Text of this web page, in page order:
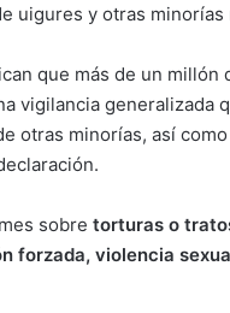
uigures y otras minorías
que más de un millón
vigilancia generalizada
otras minorías, así
sobre torturas o
forzada, violencia